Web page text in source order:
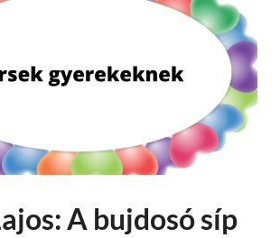
A bujdosó síp